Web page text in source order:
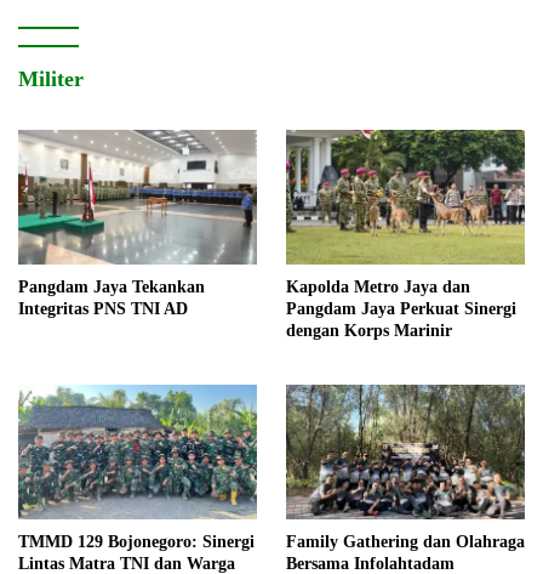
Militer
Pangdam Jaya Tekankan
Integritas PNS TNI AD
Kapolda Metro Jaya dan
Pangdam Jaya Perkuat Sinergi
dengan Korps Marinir
TMMD 129 Bojonegoro: Sinergi
Lintas Matra TNI dan Warga
Family Gathering dan Olahraga
Bersama Infolahtadam